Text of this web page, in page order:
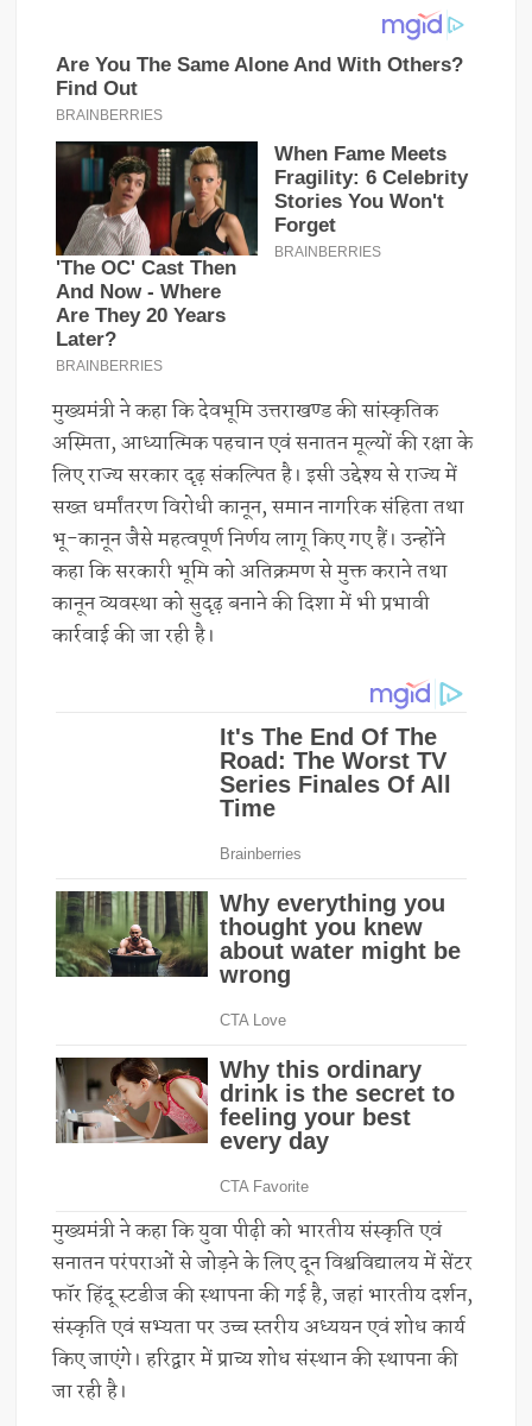
मुख्यमंत्री ने कहा कि देवभूमि उत्तराखण्ड की सांस्कृतिक
अस्मिता, आध्यात्मिक पहचान एवं सनातन मूल्यों की रक्षा के
लिए राज्य सरकार दृढ़ संकल्पित है। इसी उद्देश्य से राज्य में
सख्त धर्मांतरण विरोधी कानून, समान नागरिक संहिता तथा
भू-कानून जैसे महत्वपूर्ण निर्णय लागू किए गए हैं। उन्होंने
कहा कि सरकारी भूमि को अतिक्रमण से मुक्त कराने तथा
कानून व्यवस्था को सुदृढ़ बनाने की दिशा में भी प्रभावी
कार्रवाई की जा रही है।
मुख्यमंत्री ने कहा कि युवा पीढ़ी को भारतीय संस्कृति एवं
सनातन परंपराओं से जोड़ने के लिए दून विश्वविद्यालय में सेंटर
फॉर हिंदू स्टडीज की स्थापना की गई है, जहां भारतीय दर्शन,
संस्कृति एवं सभ्यता पर उच्च स्तरीय अध्ययन एवं शोध कार्य
किए जाएंगे। हरिद्वार में प्राच्य शोध संस्थान की स्थापना की
जा रही है।